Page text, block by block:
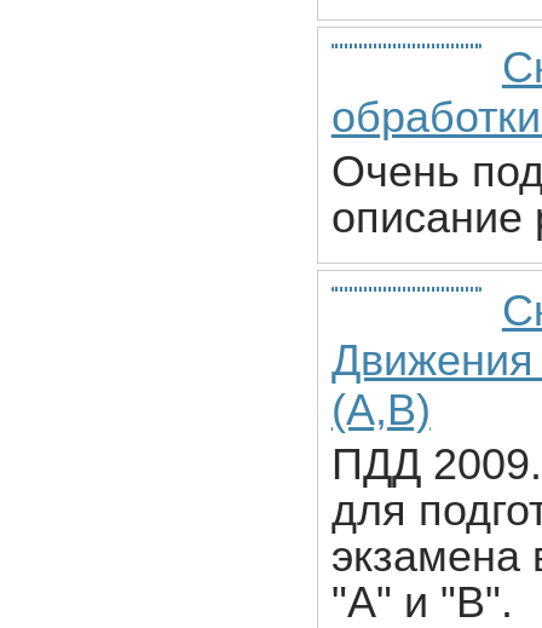
Очень
описание
Движения
(А,В)
ПДД
для
экзамена
"А" и "В".